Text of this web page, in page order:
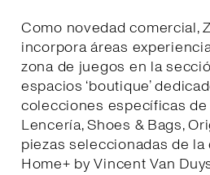
Como novedad comercial,
incorpora áreas
zona de juegos en la
espacios ‘boutique’
colecciones específicas
Lencería, Shoes & Bags,
piezas seleccionadas de
Home+ by Vincent Van